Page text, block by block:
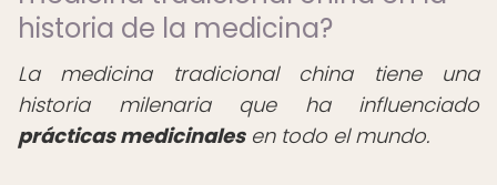
historia de la medicina?
La medicina tradicional china tiene una
historia milenaria que ha influenciado
prácticas medicinalesen todo el mundo.